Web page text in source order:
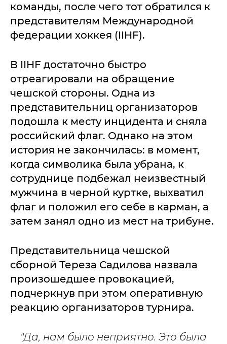
команды, после чего тот обратился к
представителям Международной
федерации хоккея (IIHF).
В IIHF достаточно быстро
отреагировали на обращение
чешской стороны. Одна из
представительниц организаторов
подошла к месту инцидента и сняла
российский флаг. Однако на этом
история не закончилась: в момент,
когда символика была убрана, к
сотруднице подбежал неизвестный
мужчина в черной куртке, выхватил
флаг и положил его себе в карман, а
затем занял одно из мест на трибуне.
Представительница чешской
сборной Тереза Садилова назвала
произошедшее провокацией,
подчеркнув при этом оперативную
реакцию организаторов турнира.
"Да, нам было неприятно. Это была